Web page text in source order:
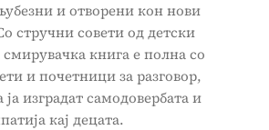
и отворени кон нови
стручни совети од детски
книга е полна со
и почетници за разговор,
изградат самодовербата и
кај децата.